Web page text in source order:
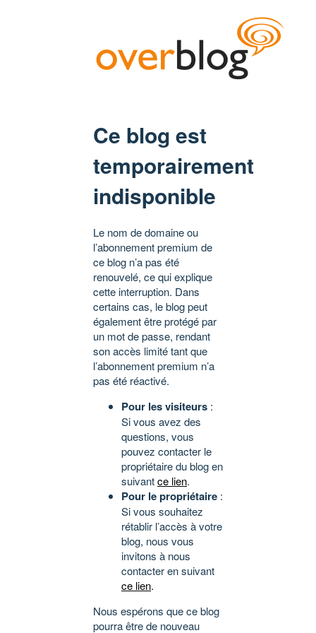
Ce blog est
temporairement
indisponible
Le nom de domaine ou
l’abonnement premium de
ce blog n’a pas été
renouvelé, ce qui explique
cette interruption. Dans
certains cas, le blog peut
également être protégé par
un mot de passe, rendant
son accès limité tant que
l’abonnement premium n’a
pas été réactivé.
Pour les visiteurs :
Si vous avez des
questions, vous
pouvez contacter le
propriétaire du blog en
suivantce lien.
Pour le propriétaire :
Si vous souhaitez
rétablir l’accès à votre
blog, nous vous
invitons à nous
contacter en suivant
ce lien.
Nous espérons que ce blog
pourra être de nouveau